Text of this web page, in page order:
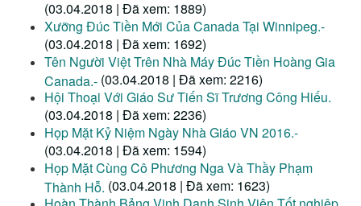
(03.04.2018 | Đã xem: 1889)
Xưỡng Đúc Tiền Mới Của Canada Tại Winnipeg.-
(03.04.2018 | Đã xem: 1692)
Tên Người Việt Trên Nhà Máy Đúc Tiền Hoàng Gia
Canada.- (03.04.2018 | Đã xem: 2216)
Hội Thoại Với Giáo Sư Tiến Sĩ Trương Công Hiếu.
(03.04.2018 | Đã xem: 2236)
Họp Mặt Kỷ Niệm Ngày Nhà Giáo VN 2016.-
(03.04.2018 | Đã xem: 1594)
Họp Mặt Cùng Cô Phương Nga Và Thầy Phạm
Thành Hỗ. (03.04.2018 | Đã xem: 1623)